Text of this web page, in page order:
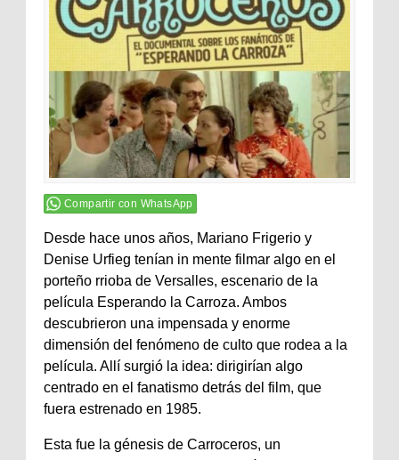
Compartir con WhatsApp
Desde hace unos años, Mariano Frigerio y
Denise Urfieg tenían in mente filmar algo en el
porteño rrioba de Versalles, escenario de la
película Esperando la Carroza. Ambos
descubrieron una impensada y enorme
dimensión del fenómeno de culto que rodea a la
película. Allí surgió la idea: dirigirían algo
centrado en el fanatismo detrás del film, que
fuera estrenado en 1985.
Esta fue la génesis de Carroceros, un